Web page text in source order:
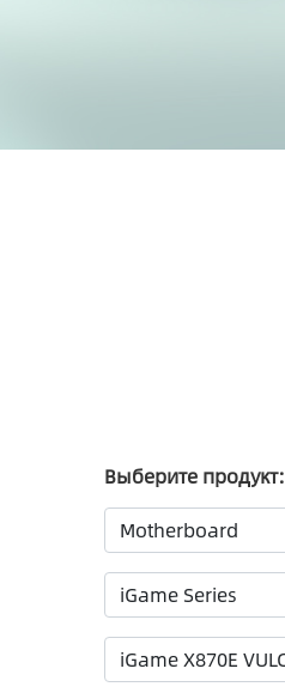
Выберите продукт: